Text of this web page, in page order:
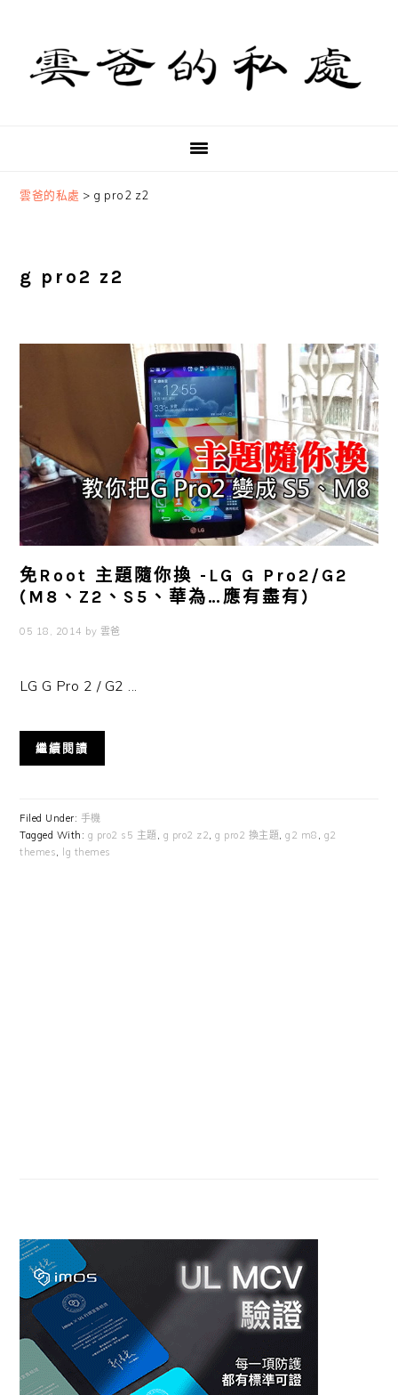
primary
navigation
content
primary
sidebar
雲爸的私處 > g pro2 z2
g pro2 z2
免Root 主題隨你換 -LG G Pro2/G2
(M8、Z2、S5、華為…應有盡有)
05 18, 2014 by 雲爸
LG G Pro 2 / G2 ...
繼續閱讀
Filed Under: 手機
Tagged With: g pro2 s5 主題 , g pro2 z2,g pro2 換主題,g2 m8 , g2
themes, lg themes